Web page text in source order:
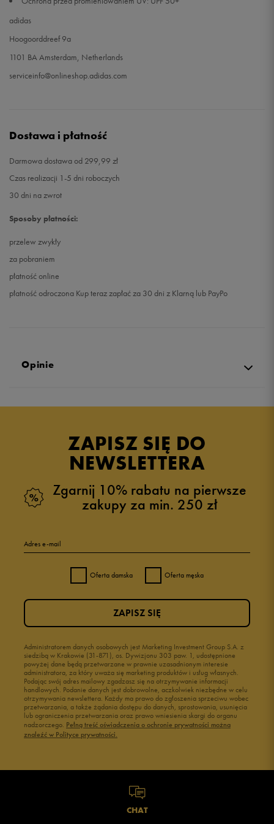
adidas
Hoogoorddreef 9a
1101 BA Amsterdam, Netherlands
serviceinfo@onlineshop.adidas.com
Dostawa i płatność
Darmowa dostawa od 299,99 zł
Czas realizacji 1-5 dni roboczych
30 dni na zwrot
Sposoby płatności:
przelew zwykły
za pobraniem
płatność online
płatność odroczona Kup teraz zapłać za 30 dni z Klarną lub PayPo
Opinie
ZAPISZ SIĘ DO
NEWSLETTERA
Zgarnij 10% rabatu na pierwsze
zakupy za min. 250 zł
Adres e-mail
Oferta damska Oferta męska
Administratorem danych osobowych jest Marketing Investment Group S.A. z
siedzibą w Krakowie (31-871), os. Dywizjonu 303 paw. 1, udostępnione
powyżej dane będą przetwarzane w prawnie uzasadnionym interesie
administratora, za który uważa się marketing produktów i usług własnych.
Podając swój adres mailowy zgadzasz się na otrzymywanie informacji
handlowych. Podanie danych jest dobrowolne, aczkolwiek niezbędne w celu
otrzymywania newslettera. Każdy ma prawo do zgłoszenia sprzeciwu wobec
przetwarzania, a także żądania dostępu do danych, sprostowania, usunięcia
lub ograniczenia przetwarzania oraz prawo wniesienia skargi do organu
nadzorczego. Pełną treść oświadczenia o ochronie prywatności można
znaleźć w Polityce prywatności.
ZAPISZ SIĘ
CHAT